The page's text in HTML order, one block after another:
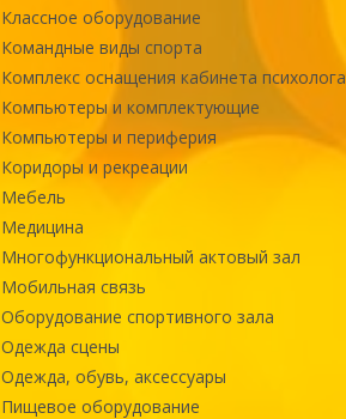
Классное оборудование
Командные виды спорта
Комплекс оснащения кабинета психолога
Компьютеры и комплектующие
Компьютеры и периферия
Коридоры и рекреации
Мебель
Медицина
Многофункциональный актовый зал
Мобильная связь
Оборудование спортивного зала
Одежда сцены
Одежда, обувь, аксессуары
Пищевое оборудование